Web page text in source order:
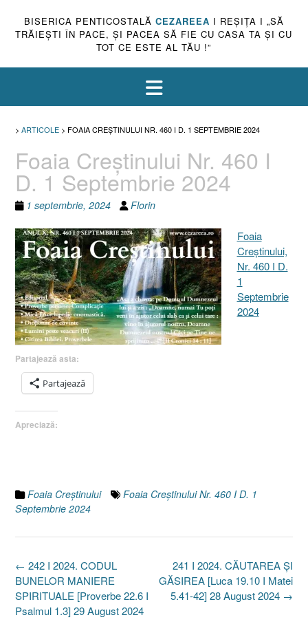
BISERICA PENTICOSTALĂ CEZAREEA I REŞIŢA I „SĂ
TRĂIEŞTI ÎN PACE, ŞI PACEA SĂ FIE CU CASA TA ŞI CU
TOT CE ESTE AL TĂU !”
> ARTICOLE > FOAIA CREŞTINULUI NR. 460 I D. 1 SEPTEMBRIE 2024
Foaia Creştinului Nr. 460 I
D. 1 Septembrie 2024
1 septembrie, 2024 Florin
Foaia
Creştinului,
Nr. 460 I D.
1
Septembrie
2024
Partajează asta:
Partajează
Apreciază:
Foaia Creştinului
Foaia Creştinului Nr. 460 I D. 1
Septembrie 2024
Post
navigation
241 I 2024. CĂUTAREA ȘI
GĂSIREA [Luca 19.10 I Matei
5.41-42] 28 August 2024 →
← 242 I 2024. CODUL
BUNELOR MANIERE
SPIRITUALE [Proverbe 22.6 I
Psalmul 1.3] 29 August 2024